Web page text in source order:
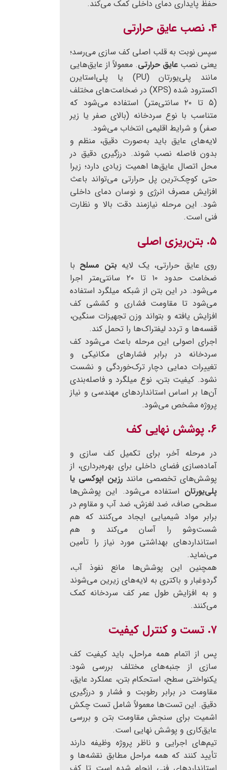
حفظ پایداری دمای داخلی کمک می‌کند.
۴. نصب عایق حرارتی
سپس نوبت به قلب اصلی کف سازی می‌رسد؛
یعنی نصب عایق حرارتی. معمولاً از عایق‌هایی
مانند پلی‌یورتان (PU) یا پلی‌استایرن
اکسترود شده (XPS) در ضخامت‌های مختلف
(۵ تا ۲۰ سانتی‌متر) استفاده می‌شود که
متناسب با نوع سردخانه (بالای صفر یا زیر
صفر) و شرایط اقلیمی انتخاب می‌شود.
لایه‌های عایق باید به‌صورت دقیق، منظم و
بدون فاصله نصب شوند. درزگیری دقیق در
محل اتصال عایق‌ها اهمیت زیادی دارد؛ زیرا
حتی کوچک‌ترین پل حرارتی می‌تواند باعث
افزایش مصرف انرژی و نوسان دمای داخلی
شود. این مرحله نیازمند دقت بالا و نظارت
فنی است.
۵. بتن‌ریزی اصلی
روی عایق حرارتی، یک لایه بتن مسلح با
ضخامت حدود ۱۰ تا ۲۰ سانتی‌متر اجرا
می‌شود. در این بتن از شبکه میلگرد استفاده
می‌شود تا مقاومت فشاری و کششی کف
افزایش یافته و بتواند وزن تجهیزات سنگین،
قفسه‌ها و تردد لیفتراک‌ها را تحمل کند.
اجرای اصولی این مرحله باعث می‌شود کف
سردخانه در برابر فشارهای مکانیکی و
تغییرات دمایی دچار ترک‌خوردگی و نشست
نشود. کیفیت بتن، نوع میلگرد و فاصله‌بندی
آن‌ها بر اساس استانداردهای مهندسی و نیاز
پروژه مشخص می‌شود.
۶. پوشش نهایی کف
در مرحله آخر، برای تکمیل کف سازی و
آماده‌سازی فضای داخلی برای بهره‌برداری، از
پوشش‌های تخصصی مانندرزین اپوکسی یا
پلی‌یورتان استفاده می‌شود. این پوشش‌ها
سطحی صاف، ضد لغزش، ضد آب و مقاوم در
برابر مواد شیمیایی ایجاد می‌کنند که هم
شست‌وشو را آسان می‌کند و هم
استانداردهای بهداشتی مورد نیاز را تأمین
می‌نماید.
همچنین این پوشش‌ها مانع نفوذ آب،
گردوغبار و باکتری به لایه‌های زیرین می‌شوند
و به افزایش طول عمر کف سردخانه کمک
می‌کنند.
۷. تست و کنترل کیفیت
پس از اتمام همه مراحل، باید کیفیت کف
سازی از جنبه‌های مختلف بررسی شود:
یکنواختی سطح، استحکام بتن، عملکرد عایق،
مقاومت در برابر رطوبت و فشار و درزگیری
دقیق. این تست‌ها معمولاً شامل تست چکش
اشمیت برای سنجش مقاومت بتن و بررسی
عایق‌کاری و پوشش نهایی است.
تیم‌های اجرایی و ناظر پروژه وظیفه دارند
تأیید کنند که همه مراحل مطابق نقشه‌ها و